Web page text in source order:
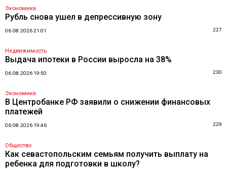
Экономика
Рубль снова ушел в депрессивную зону
06.08.2026 21:01 227
Недвижимость
Выдача ипотеки в России выросла на 38%
06.08.2026 19:50 230
Экономика
В Центробанке РФ заявили о снижении финансовых
платежей
06.08.2026 19:46 229
Общество
Как севастопольским семьям получить выплату на
ребенка для подготовки в школу?